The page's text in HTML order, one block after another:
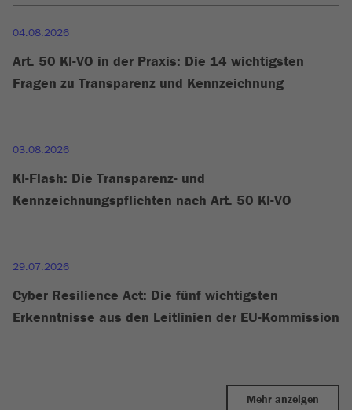
04.08.2026
Art. 50 KI-VO in der Praxis: Die 14 wichtigsten
Fragen zu Transparenz und Kennzeichnung
03.08.2026
KI-Flash: Die Transparenz- und
Kennzeichnungspflichten nach Art. 50 KI-VO
29.07.2026
Cyber Resilience Act: Die fünf wichtigsten
Erkenntnisse aus den Leitlinien der EU-Kommission
Mehr anzeigen